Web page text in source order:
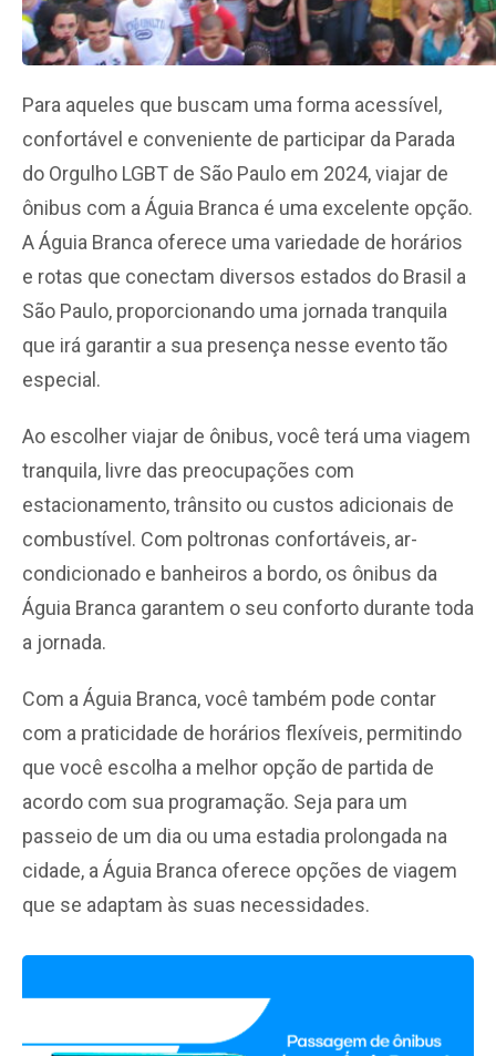
Para aqueles que buscam uma forma acessível,
confortável e conveniente de participar da Parada
do Orgulho LGBT de São Paulo em 2024, viajar de
ônibus com a Águia Branca é uma excelente opção.
A Águia Branca oferece uma variedade de horários
e rotas que conectam diversos estados do Brasil a
São Paulo, proporcionando uma jornada tranquila
que irá garantir a sua presença nesse evento tão
especial.
Ao escolher viajar de ônibus, você terá uma viagem
tranquila, livre das preocupações com
estacionamento, trânsito ou custos adicionais de
combustível. Com poltronas confortáveis, ar-
condicionado e banheiros a bordo, os ônibus da
Águia Branca garantem o seu conforto durante toda
a jornada.
Com a Águia Branca, você também pode contar
com a praticidade de horários flexíveis, permitindo
que você escolha a melhor opção de partida de
acordo com sua programação. Seja para um
passeio de um dia ou uma estadia prolongada na
cidade, a Águia Branca oferece opções de viagem
que se adaptam às suas necessidades.